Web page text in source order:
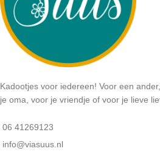
Kadootjes voor iedereen! Voor een
je oma, voor je vriendje of voor je lieve
06 41269123
info@viasuus.nl